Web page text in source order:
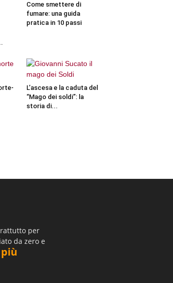
Come smettere di
fumare: una guida
pratica in 10 passi
L’ascesa e la caduta del
“Mago dei soldi”: la
storia di...
per
da zero e